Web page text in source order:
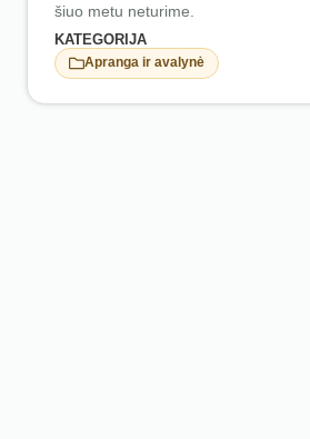
šiuo metu neturime.
KATEGORIJA
Apranga ir avalynė